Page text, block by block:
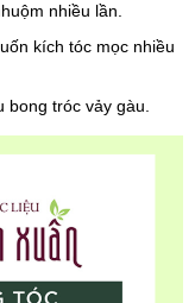
nhiều lần.
kích tóc mọc nhiều
tróc vảy gàu.